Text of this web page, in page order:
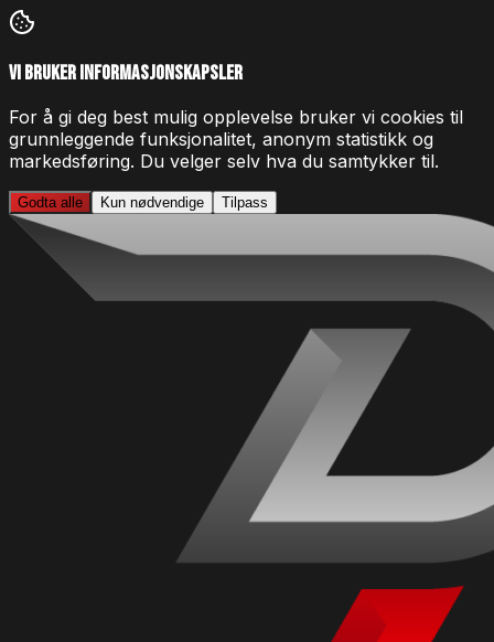
Vi bruker informasjonskapsler
For å gi deg best mulig opplevelse bruker vi cookies til
grunnleggende funksjonalitet, anonym statistikk og
markedsføring. Du velger selv hva du samtykker til.
Godta alle Kun nødvendige Tilpass